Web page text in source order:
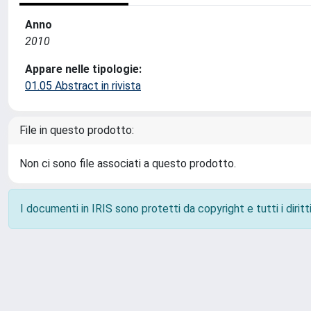
Anno
2010
Appare nelle tipologie:
01.05 Abstract in rivista
File in questo prodotto:
Non ci sono file associati a questo prodotto.
I documenti in IRIS sono protetti da copyright e tutti i